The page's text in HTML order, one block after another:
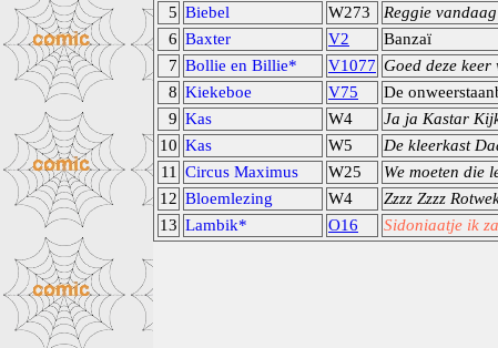
5 Biebel W273 Reggie
6 Baxter V2 Banzaï
7 Bollie en Billie* V1077 Goed deze keer
8 Kiekeboe V75 De
9 Kas W4 Ja ja Kastar
10 Kas W5 De kleerkast
11
Circus Maximus W25 We moeten die
12 Bloemlezing W4 Zzzz Zzzz
13 Lambik* O16 Sidoniaatje ik